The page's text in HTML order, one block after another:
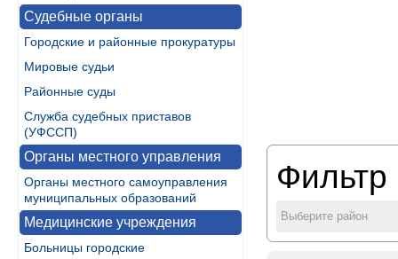
Судебные органы
Городские и районные прокуратуры
Мировые судьи
Районные суды
Служба судебных приставов
(УФССП)
Органы местного управления
Органы местного самоуправления
муниципальных образований
Медицинские учреждения
Больницы городские
Фильтр
Выберите район